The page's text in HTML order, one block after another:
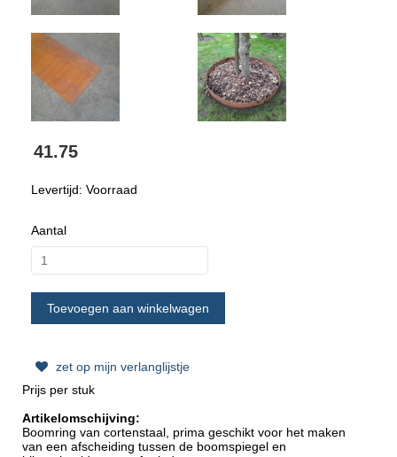
41.75
Levertijd: Voorraad
Aantal
zet op mijn verlanglijstje
Prijs per stuk
Artikelomschijving:
Boomring van cortenstaal, prima geschikt voor het maken
van een afscheiding tussen de boomspiegel en